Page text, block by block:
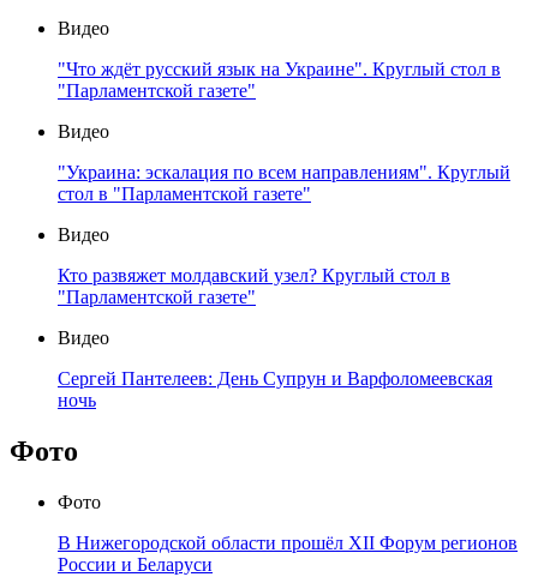
Видео
"Что ждёт русский язык на Украине". Круглый стол в
"Парламентской газете"
Видео
"Украина: эскалация по всем направлениям". Круглый
стол в "Парламентской газете"
Видео
Кто развяжет молдавский узел? Круглый стол в
"Парламентской газете"
Видео
Сергей Пантелеев: День Супрун и Варфоломеевская
ночь
Фото
Фото
В Нижегородской области прошёл XII Форум регионов
России и Беларуси